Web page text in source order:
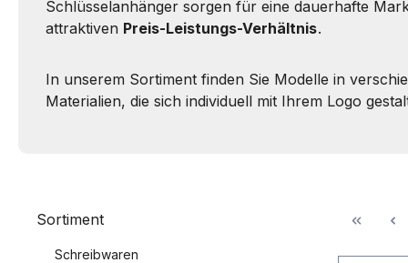
Schlüsselanhänger sorgen für eine dauerhafte
attraktiven Preis-Leistungs-Verhältnis.
In unserem Sortiment finden Sie Modelle in
Materialien, die sich individuell mit Ihrem Logo
Sortiment
Schreibwaren